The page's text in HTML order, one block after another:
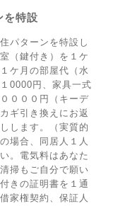
を特設
パターンを特設し
（鍵付き）を１ケ
ケ月の部屋代（水
0000円、家具一式
０００円（キーデ
ギ引き換えにお返
します。（実質的
場合、同居人１人
。電気料はあなた
掃もご自分で願い
きの証明書を１通
家権契約、保証人